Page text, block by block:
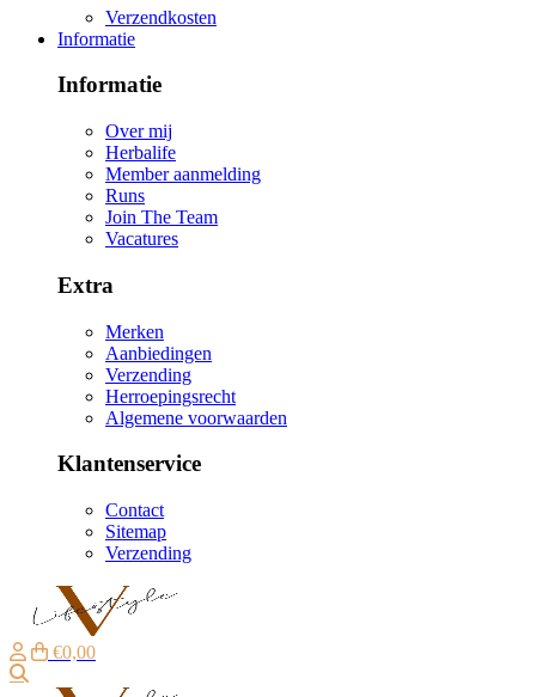
Verzendkosten
Informatie
Informatie
Over mij
Herbalife
Member aanmelding
Runs
Join The Team
Vacatures
Extra
Merken
Aanbiedingen
Verzending
Herroepingsrecht
Algemene voorwaarden
Klantenservice
Contact
Sitemap
Verzending
€0,00